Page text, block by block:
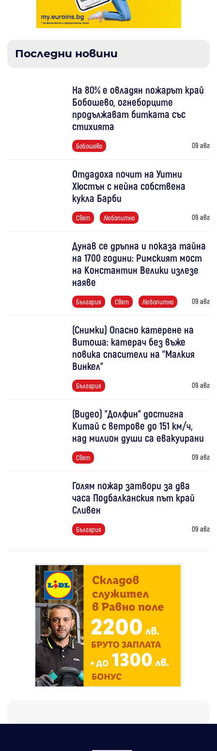
Последни новини
На 80% е овладян пожарът край
Бобошево, огнеборците
продължават битката със
стихията
Бобошево 09 авг
Отдадоха почит на Уитни
Хюстън с нейна собствена
кукла Барби
Свят Любопитно 09 авг
Дунав се дръпна и показа тайна
на 1700 години: Римският мост
на Константин Велики излезе
наяве
България Свят Любопитно 09 авг
(Снимки) Опасно катерене на
Витоша: катерач без въже
повика спасители на "Малкия
Винкел"
България 09 авг
(Видео) "Долфин" достигна
Китай с ветрове до 151 км/ч,
над милион души са евакуирани
Свят 09 авг
Голям пожар затвори за два
часа Подбалканския път край
Сливен
България 09 авг